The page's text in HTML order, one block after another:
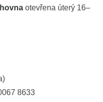
otevřena úterý 16–
8633